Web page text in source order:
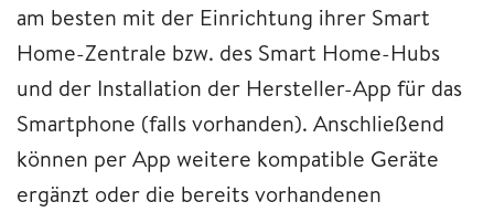
am besten mit der Einrichtung ihrer Smart
Home-Zentrale bzw. des Smart Home-Hubs
und der Installation der Hersteller-App für das
Smartphone (falls vorhanden). Anschließend
können per App weitere kompatible Geräte
ergänzt oder die bereits vorhandenen